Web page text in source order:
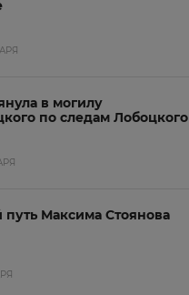
в могилу
по следам Лобоцкого
Максима Стоянова